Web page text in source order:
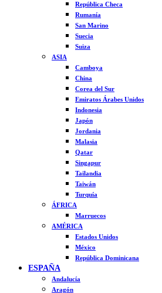
República Checa
Rumanía
San Marino
Suecia
Suiza
ASIA
Camboya
China
Corea del Sur
Emiratos Árabes Unidos
Indonesia
Japón
Jordania
Malasia
Qatar
Singapur
Tailandia
Taiwán
Turquía
ÁFRICA
Marruecos
AMÉRICA
Estados Unidos
México
República Dominicana
ESPAÑA
Andalucía
Aragón